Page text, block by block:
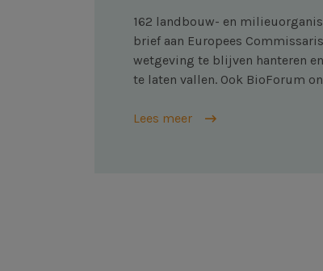
162 landbouw- en
brief aan Europees
wetgeving te blijven hanteren
te laten vallen. Ook BioForum
Lees meer